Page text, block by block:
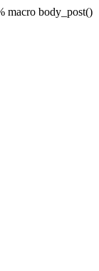
macro body_post()